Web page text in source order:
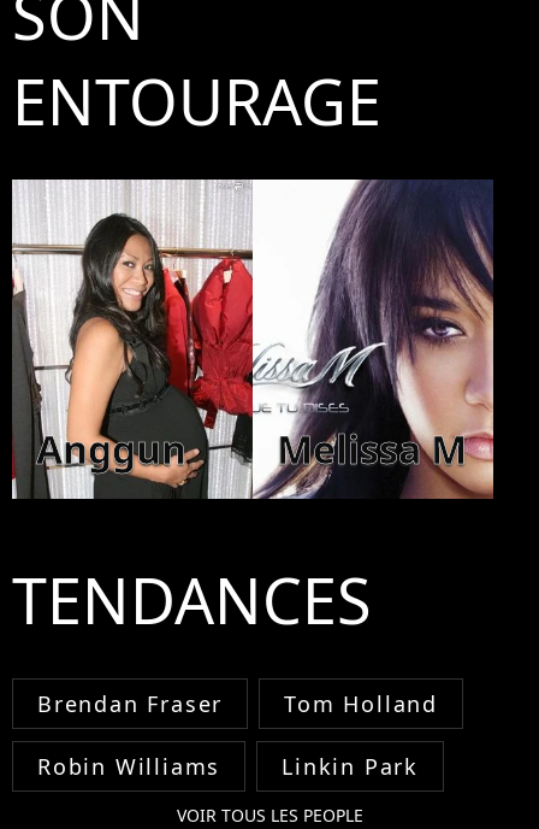
ENTOURAGE
Anggun Melissa M
TENDANCES
Brendan Fraser Tom Holland
Robin Williams Linkin Park
VOIR TOUS LES PEOPLE